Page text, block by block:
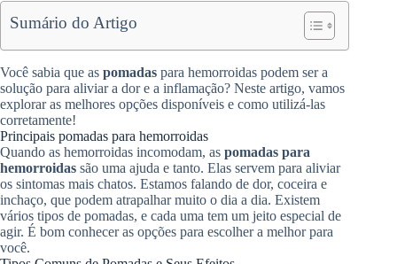
Sumário do Artigo
Você sabia que as pomadas para hemorroidas podem ser a
solução para aliviar a dor e a inflamação? Neste artigo, vamos
explorar as melhores opções disponíveis e como utilizá-las
corretamente!
Principais pomadas para hemorroidas
Quando as hemorroidas incomodam, as pomadas para
hemorroidas são uma ajuda e tanto. Elas servem para aliviar
os sintomas mais chatos. Estamos falando de dor, coceira e
inchaço, que podem atrapalhar muito o dia a dia. Existem
vários tipos de pomadas, e cada uma tem um jeito especial de
agir. É bom conhecer as opções para escolher a melhor para
você.